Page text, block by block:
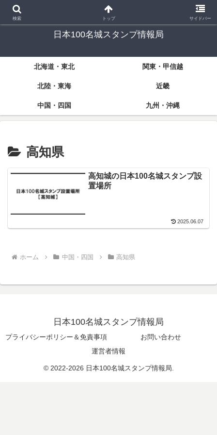
「日本100名城」スタンプラリーに挑戦する方々のための情報サイト
日本100名城スタンプ情報局
北海道・東北 関東・甲信越
北陸・東海 近畿
中国・四国 九州・沖縄
高知県
高知城の日本100名城スタンプ設
置場所
2025.06.07
ホーム 中国・四国 高知県
日本100名城スタンプ情報局
プライバシーポリシー＆免責事項
お問い合わせ
運営者情報
© 2022-2026 日本100名城スタンプ情報局.
検索 トップ サイドバー